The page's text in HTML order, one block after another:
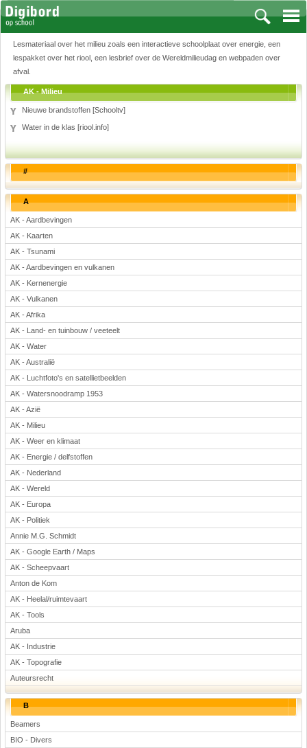
Vakken
Aardrijkskunde
Engels
Frans, Duits, Chinees, Spaans
Geschiedenis
Handvaardigheid en Tekenen
Kunst en Cultuur
Levensbeschouwing
Lichamelijke opvoeding
Muziek
Natuurkunde
Nederlands
Rekenen
Scheikunde
Sport
Techniek
Verkeer
Wiskunde
Onderwerpen
Apps en tablets
Collecties digibord
Digiborden / touchscreens
Digibordtools
Downloads basisonderwijs
Herfst
Kerstmis
Kinder-/Jeugdboeken
Lente
Onderbouw PO
Pasen
Voetbal
(Advertenties)
Lesmateriaal over het milieu zoals een interactieve schoolplaat over energie, een
lespakket over het riool, een lesbrief over de Wereldmilieudag en webpaden over
afval.
AK - Milieu
Nieuwe brandstoffen [Schooltv]
Water in de klas [riool.info]
#
A
AK - Aardbevingen
AK - Kaarten
AK - Tsunami
AK - Aardbevingen en vulkanen
AK - Kernenergie
AK - Vulkanen
AK - Afrika
AK - Land- en tuinbouw / veeteelt
AK - Water
AK - Australië
AK - Luchtfoto's en satellietbeelden
AK - Watersnoodramp 1953
AK - Azië
AK - Milieu
AK - Weer en klimaat
AK - Energie / delfstoffen
AK - Nederland
AK - Wereld
AK - Europa
AK - Politiek
Annie M.G. Schmidt
AK - Google Earth / Maps
AK - Scheepvaart
Anton de Kom
AK - Heelal/ruimtevaart
AK - Tools
Aruba
AK - Industrie
AK - Topografie
Auteursrecht
B
Beamers
BIO - Divers